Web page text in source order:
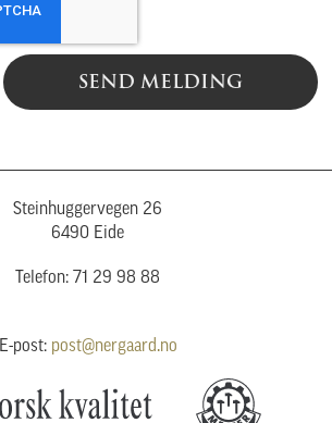
SEND MELDING
Steinhuggervegen 26
6490 Eide
Telefon: 71 29 98 88
E-post: post@nergaard.no